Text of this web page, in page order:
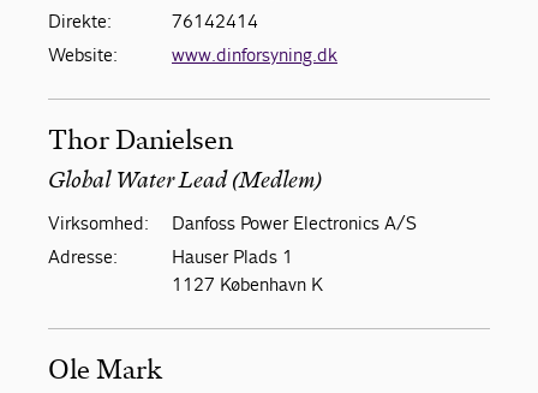
Direkte:
76142414
Website:
www.dinforsyning.dk
Thor Danielsen
Global Water Lead (Medlem)
Virksomhed:
Danfoss Power Electronics A/S
Adresse:
Hauser Plads 1
1127 København K
Ole Mark